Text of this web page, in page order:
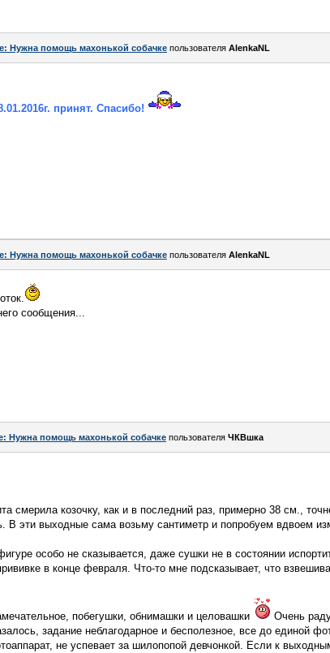
Нужна помощь махонькой собачке пользователя AlenkaNL
принят. Спасибо!
Нужна помощь махонькой собачке пользователя AlenkaNL
сообщения...
Нужна помощь махонькой собачке пользователя ЧКВшка
смерила козочку, как и в последний раз, примерно 38 см.,
В эти выходные сама возьму сантиметр и попробуем вдвоем
особо не сказывается, даже сушки не в состоянии
в конце февраля. Что-то мне подсказывает, что
побегушки, обнимашки и целовашки
Очень
задание неблагодарное и бесполезное, все до единой
не успевает за шилопопой девчонкой. Если к